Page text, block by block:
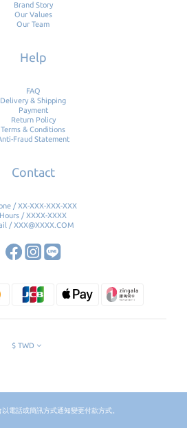
Brand Story
Our Values
Our Team
Help
FAQ
Delivery & Shipping
Payment
Return Policy
Terms & Conditions
Fraud Statement
Contact
/ XX-XXX-XXX-XXX
Hours / XXXX-XXXX
/ XXX@XXXX.COM
$ TWD
電話或簡訊方式通知變更付款方式。